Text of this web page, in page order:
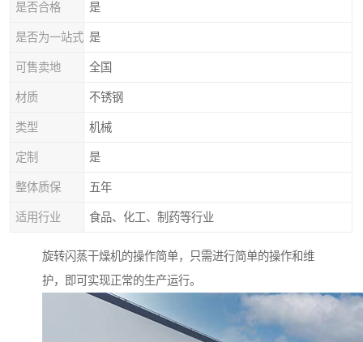
是否合格 是
是否为一站式 是
可售卖地 全国
材质 不锈钢
类型 机械
定制 是
整体质保 五年
适用行业 食品、化工、制药等行业
旋转闪蒸干燥机的操作简单，只需进行简单的操作和维
护，即可实现正常的生产运行。